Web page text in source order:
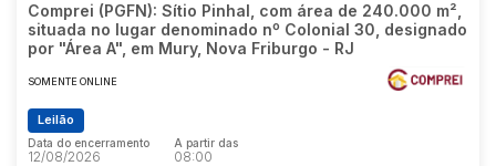
Comprei (PGFN): Sítio Pinhal, com área de 240.000 m²,
situada no lugar denominado nº Colonial 30, designado
por "Área A", em Mury, Nova Friburgo - RJ
SOMENTE ONLINE
Leilão
Data do encerramento
12/08/2026
A partir das
08:00